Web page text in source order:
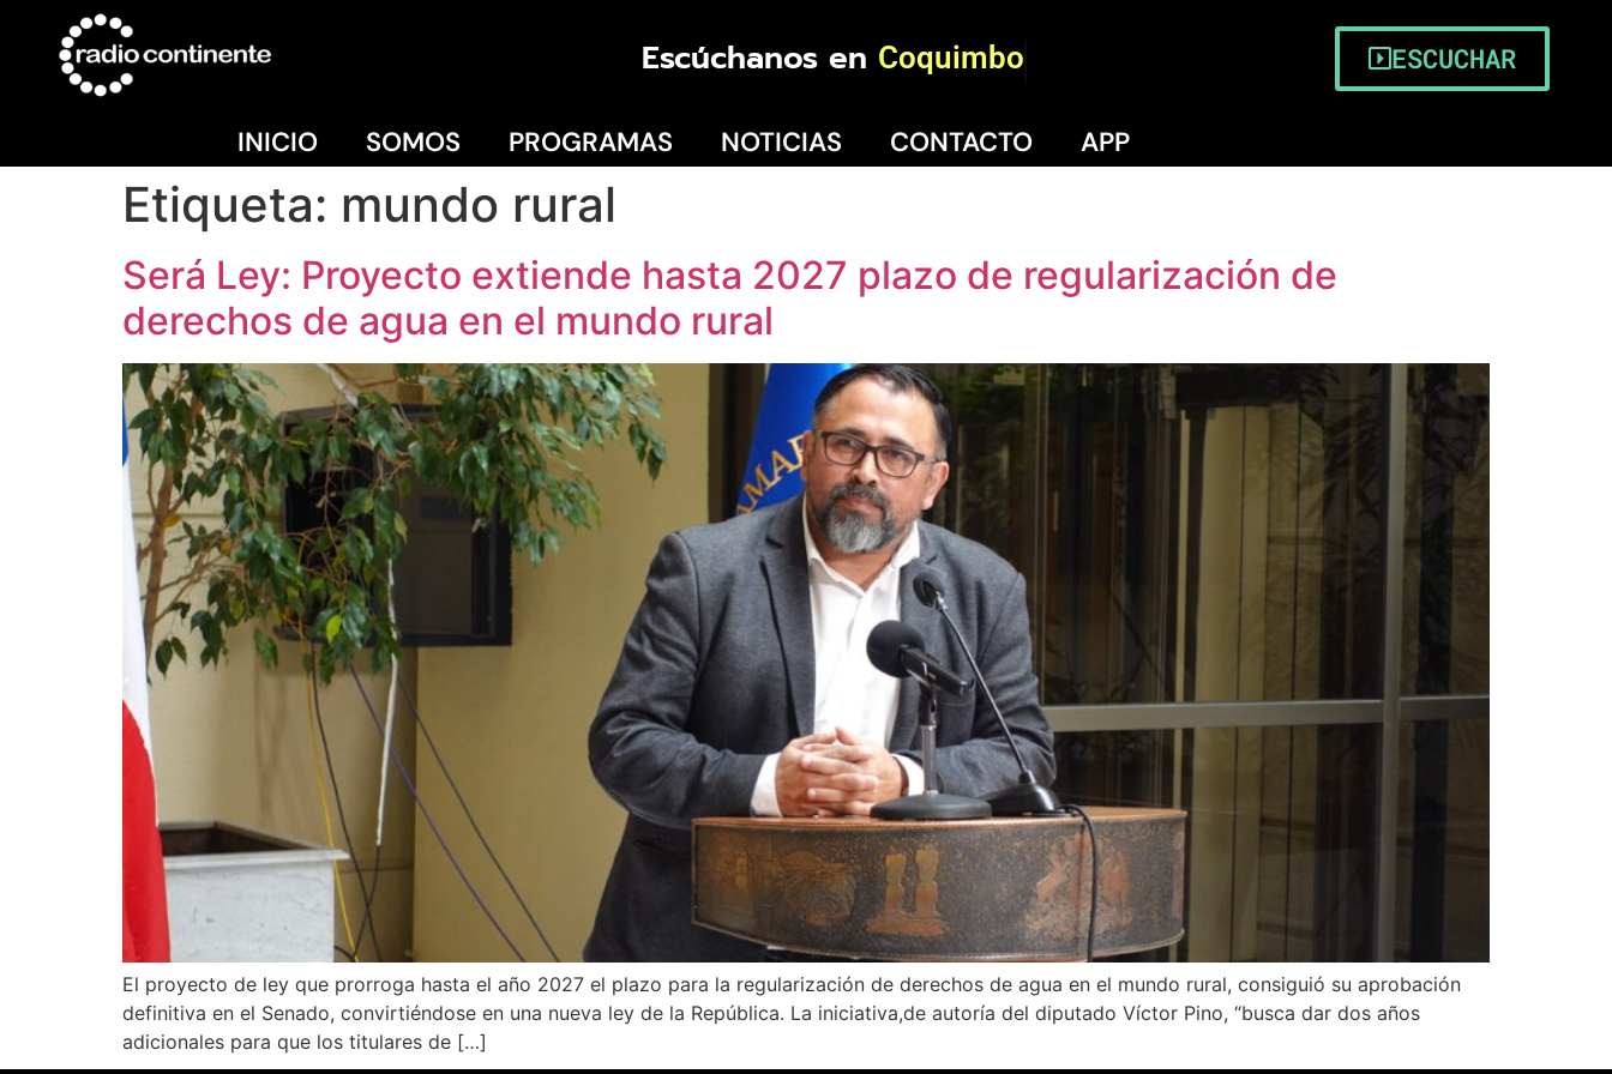
Escúchanos en Coquimbo ESCUCHAR
INICIO SOMOS PROGRAMAS NOTICIAS CONTACTO APP
Etiqueta: mundo rural
Será Ley: Proyecto extiende hasta 2027 plazo de regularización de
derechos de agua en el mundo rural
El proyecto de ley que prorroga hasta el año 2027 el plazo para la regularización de derechos de agua en el mundo rural, consiguió su aprobación
definitiva en el Senado, convirtiéndose en una nueva ley de la República. La iniciativa,de autoría del diputado Víctor Pino, “busca dar dos años
adicionales para que los titulares de […]